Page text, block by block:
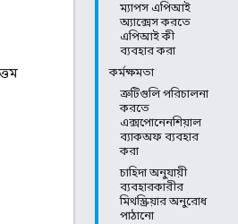
ম্যাপস এপিআই
অ্যাক্সেস করতে
এপিআই কী
ব্যবহার করা
কর্মক্ষমতা
ত্রুটিগুলি পরিচালনা
করতে
এক্সপোনেনশিয়াল
ব্যাকঅফ ব্যবহার
করা
চাহিদা অনুযায়ী
ব্যবহারকারীর
মিথস্ক্রিয়ার অনুরোধ
পাঠানো